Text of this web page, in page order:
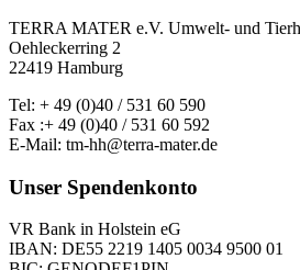
TERRA MATER e.V. Umwelt- und
Oehleckerring 2
22419 Hamburg
Tel: + 49 (0)40 / 531 60 590
Fax :+ 49 (0)40 / 531 60 592
E-Mail: tm-hh@terra-mater.de
Unser Spendenkonto
VR Bank in Holstein eG
IBAN: DE55 2219 1405 0034 9500 01